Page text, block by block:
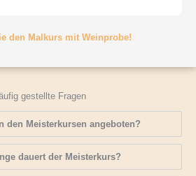
den Malkurs mit Weinprobe!
gestellte Fragen
den Meisterkursen angeboten?
dauert der Meisterkurs?